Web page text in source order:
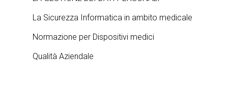
La Sicurezza Informatica in ambito medicale
Normazione per Dispositivi medici
Qualità Aziendale